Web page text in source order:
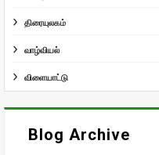
திரையுலகம்
வாழ்வியல்
விளையாட்டு
Blog Archive